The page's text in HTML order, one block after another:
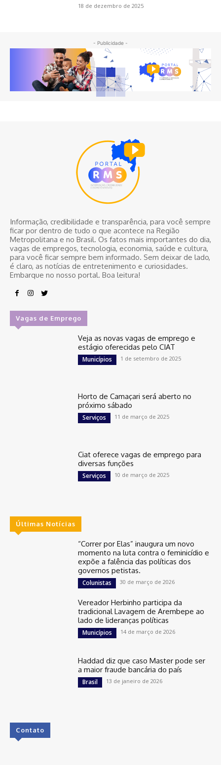
18 de dezembro de 2025
- Publicidade -
Informação, credibilidade e transparência, para você sempre
ficar por dentro de tudo o que acontece na Região
Metropolitana e no Brasil. Os fatos mais importantes do dia,
vagas de empregos, tecnologia, economia, saúde e cultura,
para você ficar sempre bem informado. Sem deixar de lado,
é claro, as notícias de entretenimento e curiosidades.
Embarque no nosso portal. Boa leitura!
Vagas de Emprego
Veja as novas vagas de emprego e
estágio oferecidas pelo CIAT
Municípios 1 de setembro de 2025
Horto de Camaçari será aberto no
próximo sábado
Serviços 11 de março de 2025
Ciat oferece vagas de emprego para
diversas funções
Serviços 10 de março de 2025
Últimas Notícias
“Correr por Elas” inaugura um novo
momento na luta contra o feminicídio e
expõe a falência das políticas dos
governos petistas.
Colunistas 30 de março de 2026
Vereador Herbinho participa da
tradicional Lavagem de Arembepe ao
lado de lideranças políticas
Municípios 14 de março de 2026
Haddad diz que caso Master pode ser
a maior fraude bancária do país
Brasil 13 de janeiro de 2026
Contato